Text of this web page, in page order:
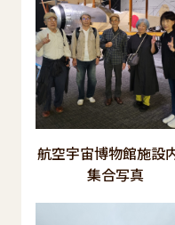
航空宇宙博物館施設
集合写真